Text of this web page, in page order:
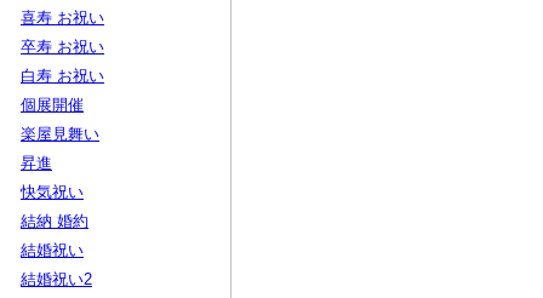
喜寿 お祝い
卒寿 お祝い
白寿 お祝い
個展開催
楽屋見舞い
昇進
快気祝い
結納 婚約
結婚祝い
結婚祝い2